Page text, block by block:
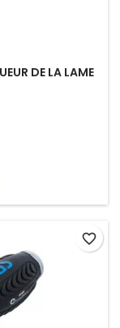
DE LA LAME
favorite_border